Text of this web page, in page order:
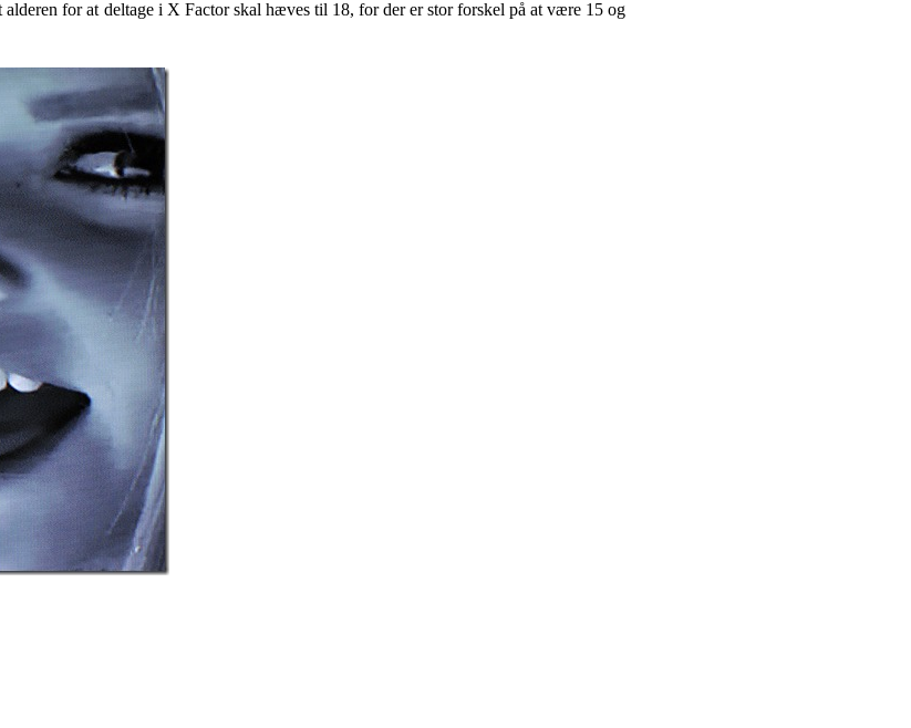
alderen for at deltage i X Factor skal hæves til 18, for der er stor forskel på at være 15 og